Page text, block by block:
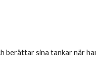
sina tankar när